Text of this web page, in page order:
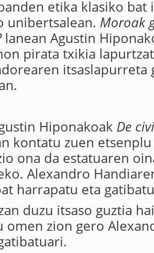
etika klasiko bat
unibertsalean. Moroak
lanean Agustin
pirata txikia
itsaslapurreta
Hiponakoak De
kontatu zuen etsenplu
ona da estatuaren
Alexandro
harrapatu eta
duzu itsaso guztia
omen zion gero